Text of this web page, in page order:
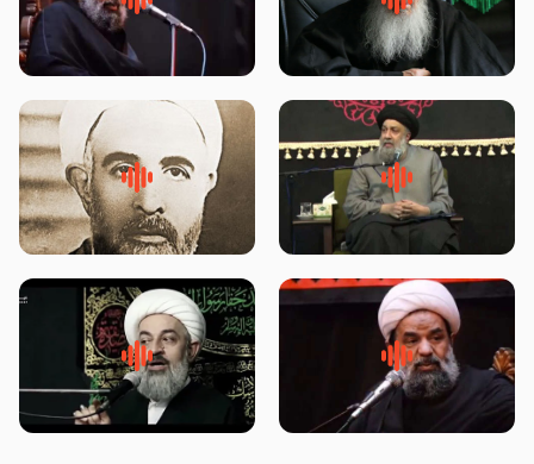
زوّار اربعین امام حسین (علیه
السلام) با این اشتیاق به زیارت
روضه جانسوز پاره های جگر امام
حسن مجتبی علیه السلام-حجت
لقب حضرت رقیه سلام الله علیها به
چه معناست – حجت الاسلام علوی
روضه‌ی مجلس یزید ملعون و
اسارت اهل‌بیت علیهم‌السلام –
محدث زاده
سلام جوانی که امام حسین علیه
السلام خودش جوابش را دادند
زیارتی که اسباب رزق زیاد و عمر
طولانی است حجت السلام حسین